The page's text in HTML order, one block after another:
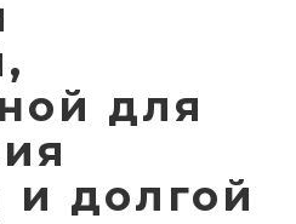
для
и долгой